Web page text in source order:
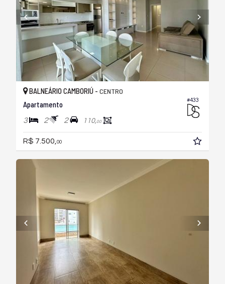
#433
BALNEÁRIO CAMBORIÚ - CENTRO
Apartamento
3 2 2 110,00
R$ 7.500, 00